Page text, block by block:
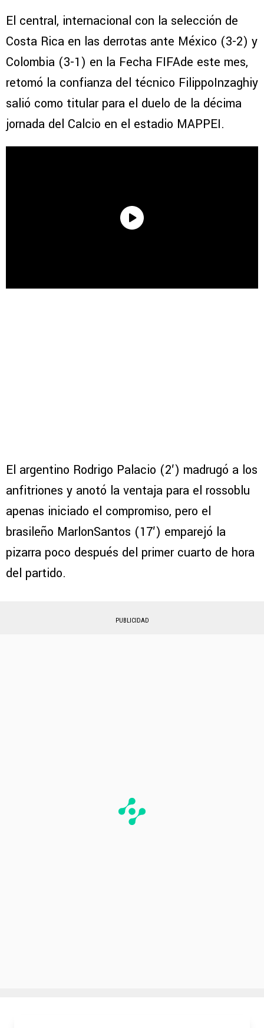
El central, internacional con la selección de
Costa Rica en las derrotas ante México (3-2) y
Colombia (3-1) en la Fecha FIFAde este mes,
retomó la confianza del técnico FilippoInzaghiy
salió como titular para el duelo de la décima
jornada del Calcio en el estadio MAPPEI.
El argentino Rodrigo Palacio (2′) madrugó a los
anfitriones y anotó la ventaja para el rossoblu
apenas iniciado el compromiso, pero el
brasileño MarlonSantos (17′) emparejó la
pizarra poco después del primer cuarto de hora
del partido.
PUBLICIDAD